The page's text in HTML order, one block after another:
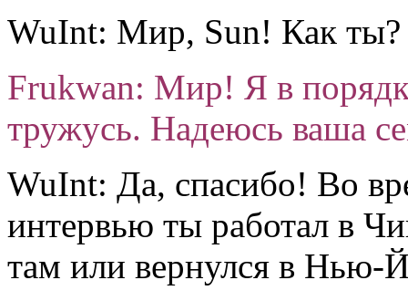
WuInt: Мир, Sun! Как ты?
Frukwan: Мир! Я в
тружусь. Надеюсь ваша
WuInt: Да, спасибо! Во
интервью ты работал в
там или вернулся в Нью-